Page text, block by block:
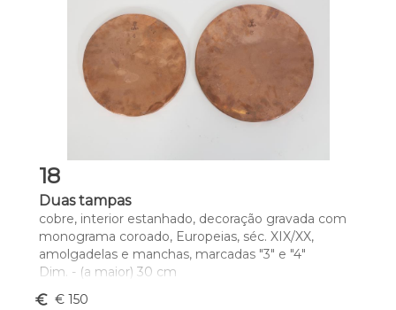
18
Duas tampas
cobre, interior estanhado, decoração gravada com
monograma coroado, Europeias, séc. XIX/XX,
amolgadelas e manchas, marcadas "3" e "4"
Dim. - (a maior) 30 cm
euro_symbol € 150